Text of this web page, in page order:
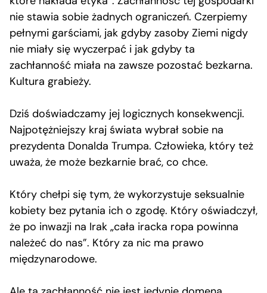
nie stawia sobie żadnych ograniczeń. Czerpiemy
pełnymi garściami, jak gdyby zasoby Ziemi nigdy
nie miały się wyczerpać i jak gdyby ta
zachłanność miała na zawsze pozostać bezkarna.
Kultura grabieży.
Dziś doświadczamy jej logicznych konsekwencji.
Najpotężniejszy kraj świata wybrał sobie na
prezydenta Donalda Trumpa. Człowieka, który też
uważa, że może bezkarnie brać, co chce.
Który chełpi się tym, że wykorzystuje seksualnie
kobiety bez pytania ich o zgodę. Który oświadczył,
że po inwazji na Irak „cała iracka ropa powinna
należeć do nas”. Który za nic ma prawo
międzynarodowe.